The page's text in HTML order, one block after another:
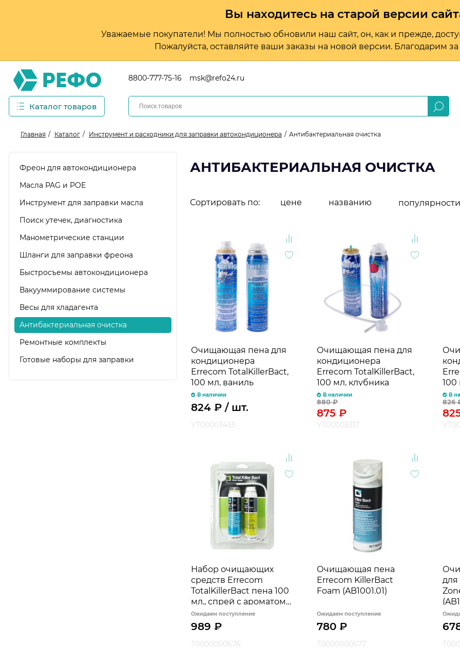
Вы находитесь на старой версии
Уважаемые покупатели! Мы полностью обновили наш сайт, он, как и прежде,
Пожалуйста, оставляйте ваши заказы на новой версии. Благодарим
8800-777-75-16 msk@refo24.ru
Каталог товаров
Главная Каталог Инструмент и расходники для заправки автокондиционера Антибактериальная очистка
Фреон для автокондиционера
Масла PAG и POE
Инструмент для заправки масла
Поиск утечек, диагностика
Манометрические станции
Шланги для заправки фреона
Быстросъемы автокондиционера
Вакууммирование системы
Весы для хладагента
Антибактериальная очистка
Ремонтные комплекты
Готовые наборы для заправки
АНТИБАКТЕРИАЛЬНАЯ ОЧИСТКА
Сортировать по: цене названию популярности
Очищающая пена для
кондиционера
Errecom TotalKillerBact,
100 мл, ваниль
В наличии
824 ₽ / шт.
УТ00003435
Очищающая пена для
кондиционера
Errecom TotalKillerBact,
100 мл, клубника
В наличии
880₽
875 ₽
УТ00003317
100
В
826
Набор очищающих
средств Errecom
TotalKillerBact пена 100
мл., спрей с ароматом
яблока (RKAB32)
Ожидаем поступление
989 ₽
Т0000000676
Очищающая пена
Errecom KillerBact
Foam (AB1001.01)
Ожидаем поступление
780 ₽
Т0000000677
для